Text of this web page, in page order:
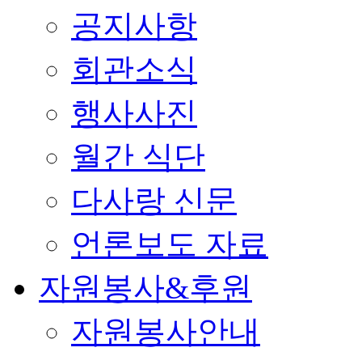
공지사항
회관소식
행사사진
월간 식단
다사랑 신문
언론보도 자료
자원봉사&후원
자원봉사안내